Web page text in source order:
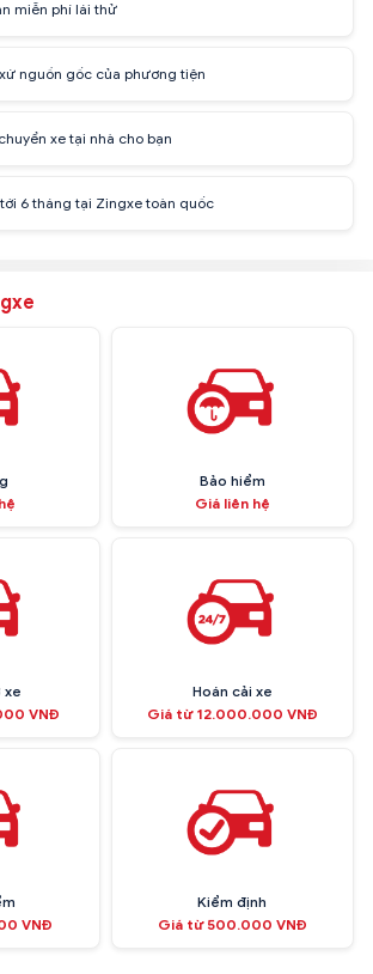
miễn phí lái thử
nguồn gốc của phương tiện
xe tại nhà cho bạn
6 tháng tại Zingxe toàn quốc
Bảo hiểm
Giá liên hệ
xe
VNĐ
Hoán cải xe
Giá từ 12.000.000 VNĐ
VNĐ
Kiểm định
Giá từ 500.000 VNĐ